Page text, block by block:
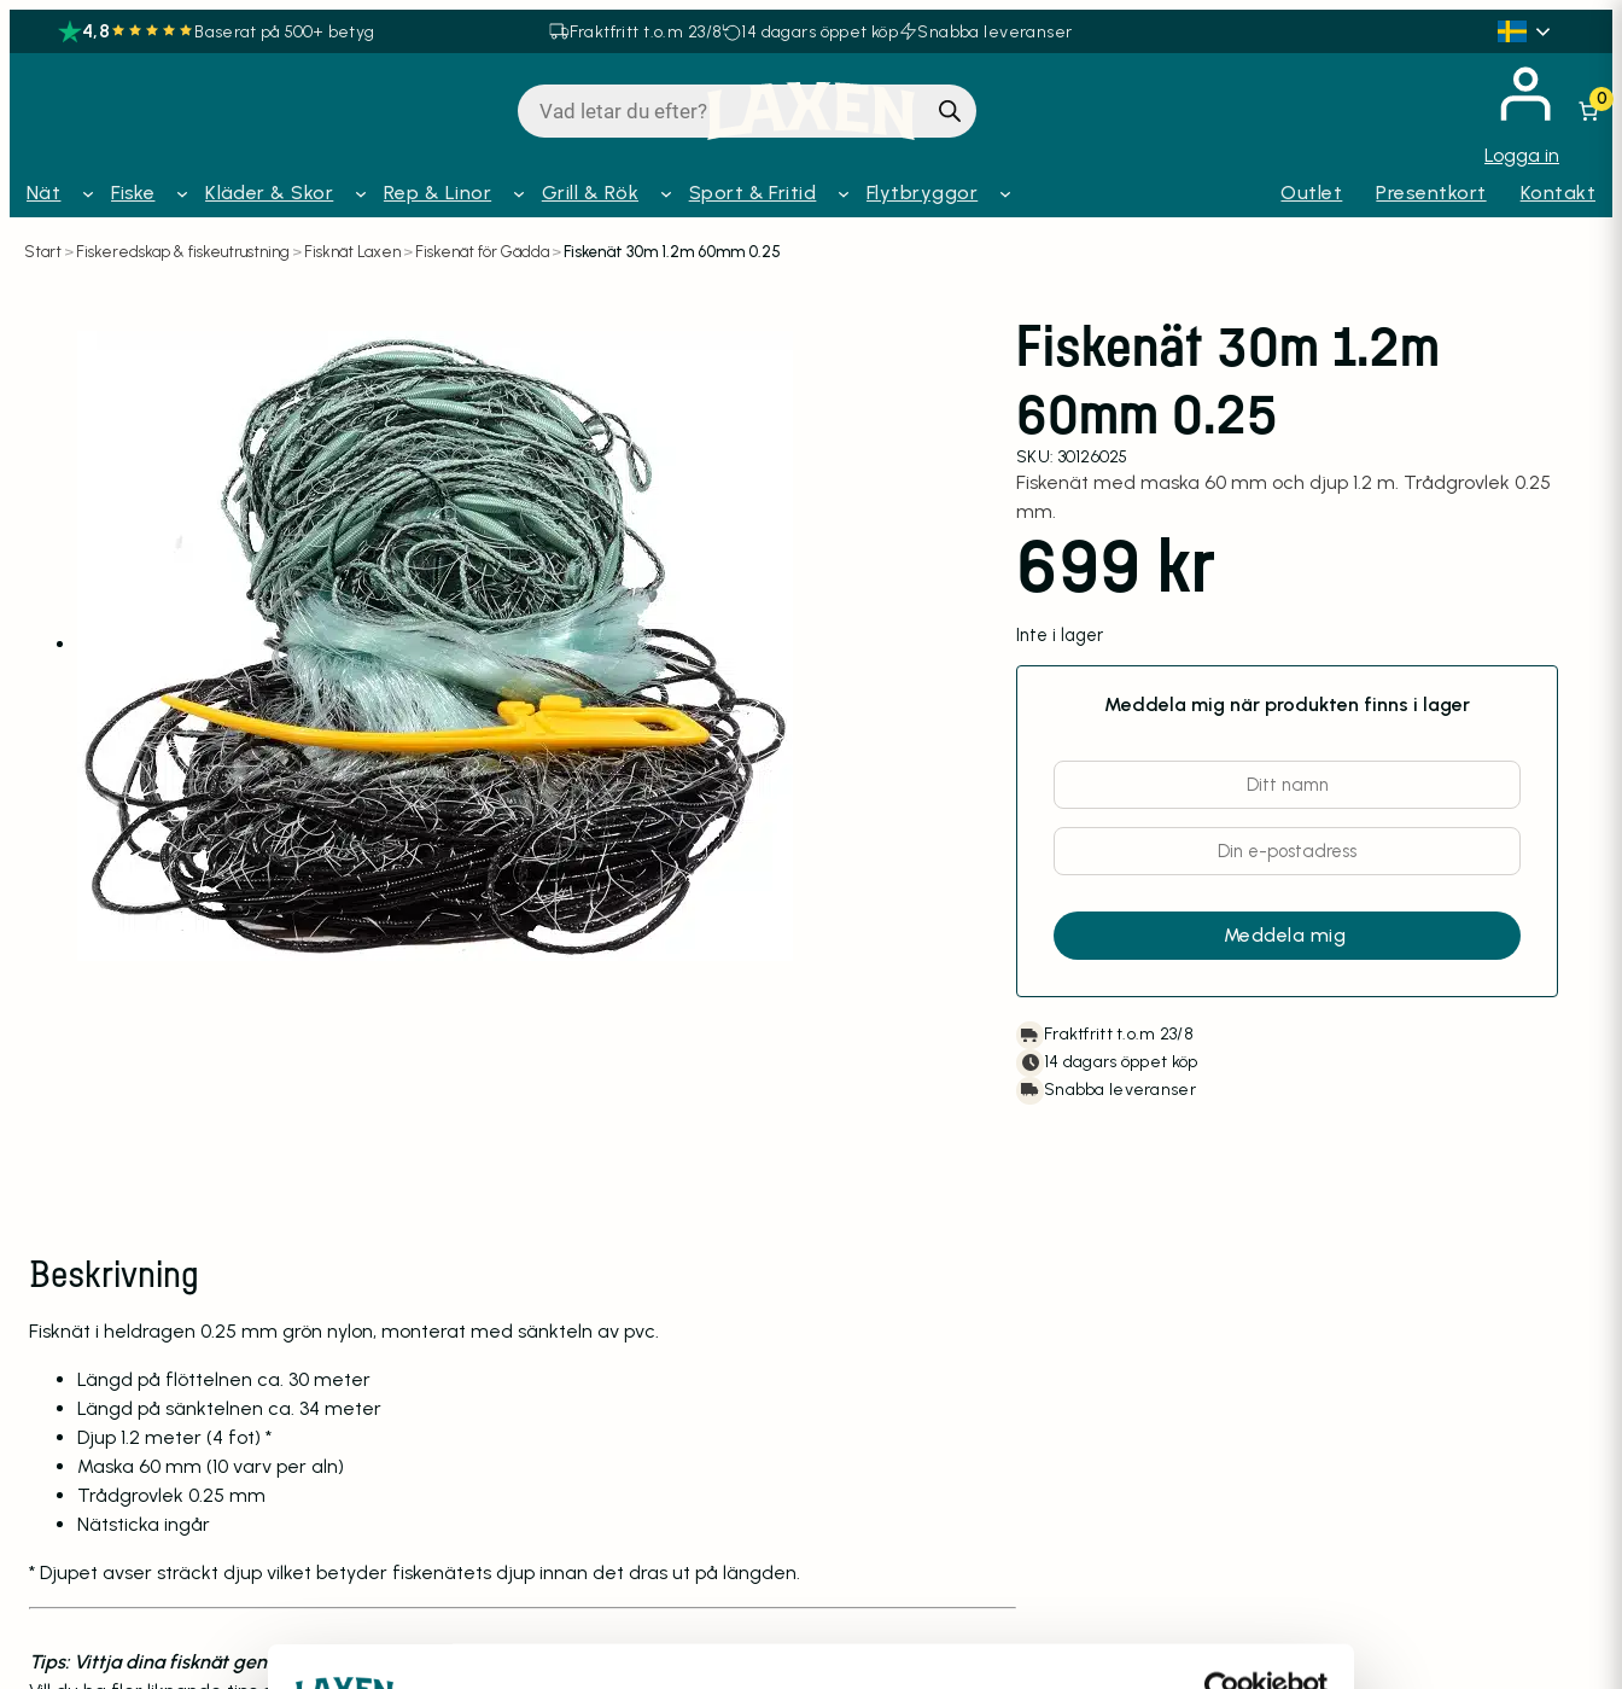
4,8 Baserat på 500+ betyg Fraktfritt t.o.m 23/8 14 dagars öppet köp Snabba leveranser
Produktsökning
Logga in
0
Nät Fiske Kläder & Skor Rep & Linor Grill & Rök Sport & Fritid Flytbryggor Outlet Presentkort Kontakt
Start > Fiskeredskap & fiskeutrustning > Fisknät Laxen > Fiskenät för Gädda > Fiskenät 30m 1.2m 60mm 0.25
Fiskenät 30m 1.2m
60mm 0.25
SKU: 30126025
699 kr
Inte i lager
Meddela mig när produkten finns i lager
Fiskenät med maska 60 mm och djup 1.2 m. Trådgrovlek 0.25
mm.
Fraktfritt t.o.m 23/8
14 dagars öppet köp
Snabba leveranser
Beskrivning
Fisknät i heldragen 0.25 mm grön nylon, monterat med sänkteln av pvc.
Längd på flöttelnen ca. 30 meter
Längd på sänktelnen ca. 34 meter
Djup 1.2 meter (4 fot) *
Maska 60 mm (10 varv per aln)
Trådgrovlek 0.25 mm
Nätsticka ingår
* Djupet avser sträckt djup vilket betyder fiskenätets djup innan det dras ut på längden.
Tips: Vittja dina fisknät genom att ro längs med fisknäten och successivt träda upp ditt fisknät på nätstickan.